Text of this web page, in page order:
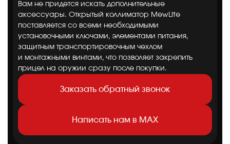
Вам не придется искать дополнительные
аксессуары. Открытый коллиматор MewLite
поставляется со всеми необходимыми
установочными ключами, элементами питания,
защитным транспортировочным чехлом
и монтажными винтами, что позволяет закрепить
прицел на оружии сразу после покупки.
Заказать обратный звонок
Написать нам в MAX